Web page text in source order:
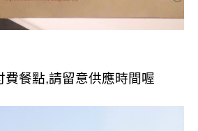
費餐點,請留意供應時間喔